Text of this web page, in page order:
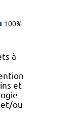
100%
à
et
et/ou